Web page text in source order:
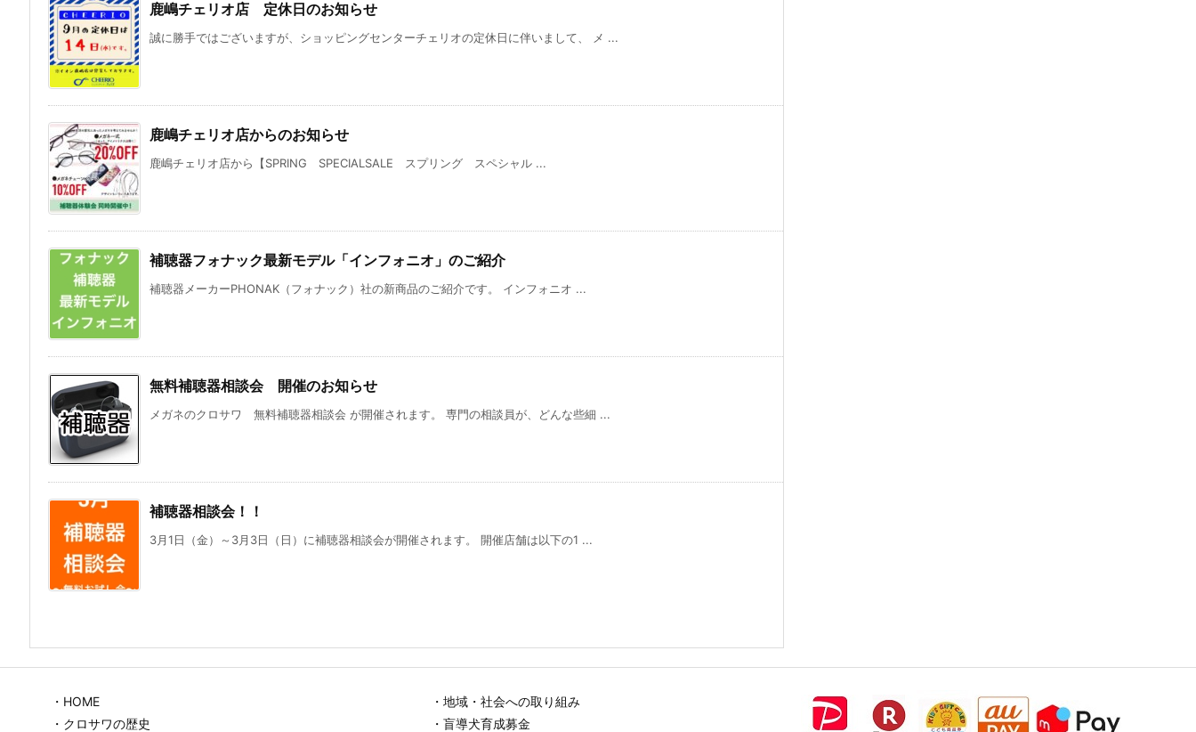
鹿嶋チェリオ店 定休日のお知らせ
誠に勝手ではございますが、ショッピングセンターチェリオの定休日に伴いまして、 メ ...
鹿嶋チェリオ店からのお知らせ
鹿嶋チェリオ店から【SPRING SPECIALSALE スプリング スペシャル ...
補聴器フォナック最新モデル「インフォニオ」のご紹介
補聴器メーカーPHONAK（フォナック）社の新商品のご紹介です。 インフォニオ ...
無料補聴器相談会 開催のお知らせ
メガネのクロサワ 無料補聴器相談会 が開催されます。 専門の相談員が、どんな些細 ...
補聴器相談会！！
3月1日（金）～3月3日（日）に補聴器相談会が開催されます。 開催店舗は以下の1 ...
・HOME
・クロサワの歴史
・地域・社会への取り組み
・盲導犬育成募金